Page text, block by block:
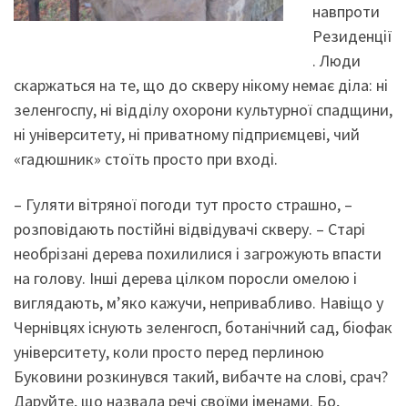
навпроти
Резиденції
. Люди
скаржаться на те, що до скверу нікому немає діла: ні
зеленгоспу, ні відділу охорони культурної спадщини,
ні університету, ні приватному підприємцеві, чий
«гадюшник» стоїть просто при вході.
– Гуляти вітряної погоди тут просто страшно, –
розповідають постійні відвідувачі скверу. – Старі
необрізані дерева похилилися і загрожують впасти
на голову. Інші дерева цілком поросли омелою і
виглядають, м’яко кажучи, непривабливо. Навіщо у
Чернівцях існують зеленгосп, ботанічний сад, біофак
університету, коли просто перед перлиною
Буковини розкинувся такий, вибачте на слові, срач?
Даруйте, що назвала речі своїми іменами. Бо,